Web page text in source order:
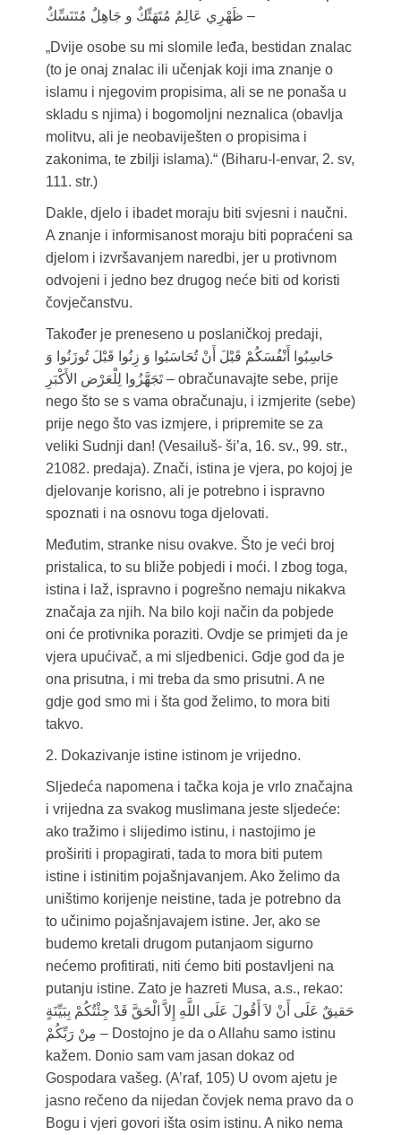
ظَهْرِي عَالِمٌ مُتَهَتِّكٌ و جَاهِلٌ مُتَنَسِّكٌ –
„Dvije osobe su mi slomile leđa, bestidan znalac
(to je onaj znalac ili učenjak koji ima znanje o
islamu i njegovim propisima, ali se ne ponaša u
skladu s njima) i bogomoljni neznalica (obavlja
molitvu, ali je neobaviješten o propisima i
zakonima, te zbilji islama).“ (Biharu-l-envar, 2. sv,
111. str.)
Dakle, djelo i ibadet moraju biti svjesni i naučni.
A znanje i informisanost moraju biti popraćeni sa
djelom i izvršavanjem naredbi, jer u protivnom
odvojeni i jedno bez drugog neće biti od koristi
čovječanstvu.
Također je preneseno u poslaničkoj predaji,
حَاسِبُوا أَنْفُسَکُمْ قَبْلَ أَنْ تُحَاسَبُوا وَ زِنُوا قَبْلَ تُوزَنُوا وَ
تَجَهَّزُوا لِلْعَرْض الأَکْبَرِ – obračunavajte sebe, prije
nego što se s vama obračunaju, i izmjerite (sebe)
prije nego što vas izmjere, i pripremite se za
veliki Sudnji dan! (Vesailuš- ši’a, 16. sv., 99. str.,
21082. predaja). Znači, istina je vjera, po kojoj je
djelovanje korisno, ali je potrebno i ispravno
spoznati i na osnovu toga djelovati.
Međutim, stranke nisu ovakve. Što je veći broj
pristalica, to su bliže pobjedi i moći. I zbog toga,
istina i laž, ispravno i pogrešno nemaju nikakva
značaja za njih. Na bilo koji način da pobjede
oni će protivnika poraziti. Ovdje se primjeti da je
vjera upućivač, a mi sljedbenici. Gdje god da je
ona prisutna, i mi treba da smo prisutni. A ne
gdje god smo mi i šta god želimo, to mora biti
takvo.
2. Dokazivanje istine istinom je vrijedno.
Sljedeća napomena i tačka koja je vrlo značajna
i vrijedna za svakog muslimana jeste sljedeće:
ako tražimo i slijedimo istinu, i nastojimo je
proširiti i propagirati, tada to mora biti putem
istine i istinitim pojašnjavanjem. Ako želimo da
uništimo korijenje neistine, tada je potrebno da
to učinimo pojašnjavajem istine. Jer, ako se
budemo kretali drugom putanjaom sigurno
nećemo profitirati, niti ćemo biti postavljeni na
putanju istine. Zato je hazreti Musa, a.s., rekao:
حَقيقٌ عَلَى‏ أَنْ لاَ أَقُولَ عَلَى اللَّهِ إِلاَّ الْحَقَّ قَدْ جِئْتُكُمْ بِبَيِّنَةٍ
مِنْ رَبِّكُمْ – Dostojno je da o Allahu samo istinu
kažem. Donio sam vam jasan dokaz od
Gospodara vašeg. (A’raf, 105) U ovom ajetu je
jasno rečeno da nijedan čovjek nema pravo da o
Bogu i vjeri govori išta osim istinu. A niko nema